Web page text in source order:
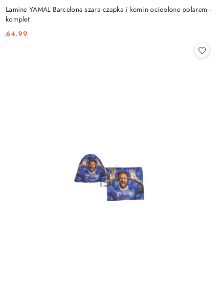
Lamine YAMAL Barcelona szara czapka i komin ocieplone polarem -
komplet
Cena:
64.99